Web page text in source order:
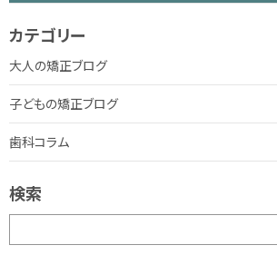
カテゴリー
大人の矯正ブログ
子どもの矯正ブログ
歯科コラム
検索
索